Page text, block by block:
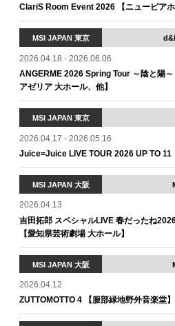
ClariS Room Event 2026 【ニューピアホ
MSI JAPAN 東京
2026.04.18 - 2026.06.06
ANGERME 2026 Spring Tour ～陰と陽
アゼリア 大ホール、他】
MSI JAPAN 東京
2026.04.17 - 2026.05.16
Juice=Juice LIVE TOUR 2026 UP TO 11
MSI JAPAN 大阪
2026.04.13
吉田拓郎 スペシャルLIVE 春だったね
【愛知県芸術劇場 大ホール】
MSI JAPAN 大阪
2026.04.12
ZUTTOMOTTO 4 【服部緑地野外音楽堂】